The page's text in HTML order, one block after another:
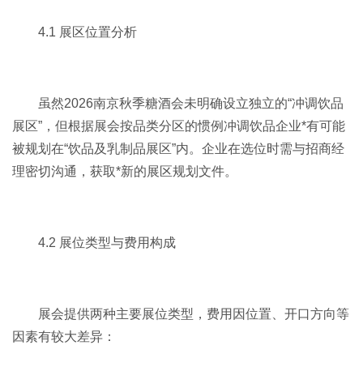
4.1 展区位置分析
虽然2026南京秋季糖酒会未明确设立独立的“冲调饮品
展区”，但根据展会按品类分区的惯例冲调饮品企业*有可能
被规划在“饮品及乳制品展区”内。企业在选位时需与招商经
理密切沟通，获取*新的展区规划文件。
4.2 展位类型与费用构成
展会提供两种主要展位类型，费用因位置、开口方向等
因素有较大差异：